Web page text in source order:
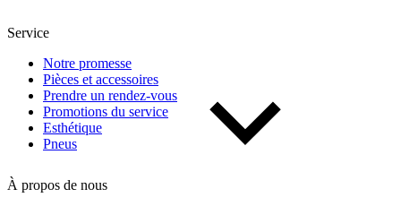
Service
Notre promesse
Pièces et accessoires
Prendre un rendez-vous
Promotions du service
Esthétique
Pneus
À propos de nous